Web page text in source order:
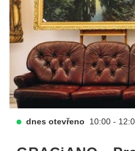
dnes otevřeno 10:00 -